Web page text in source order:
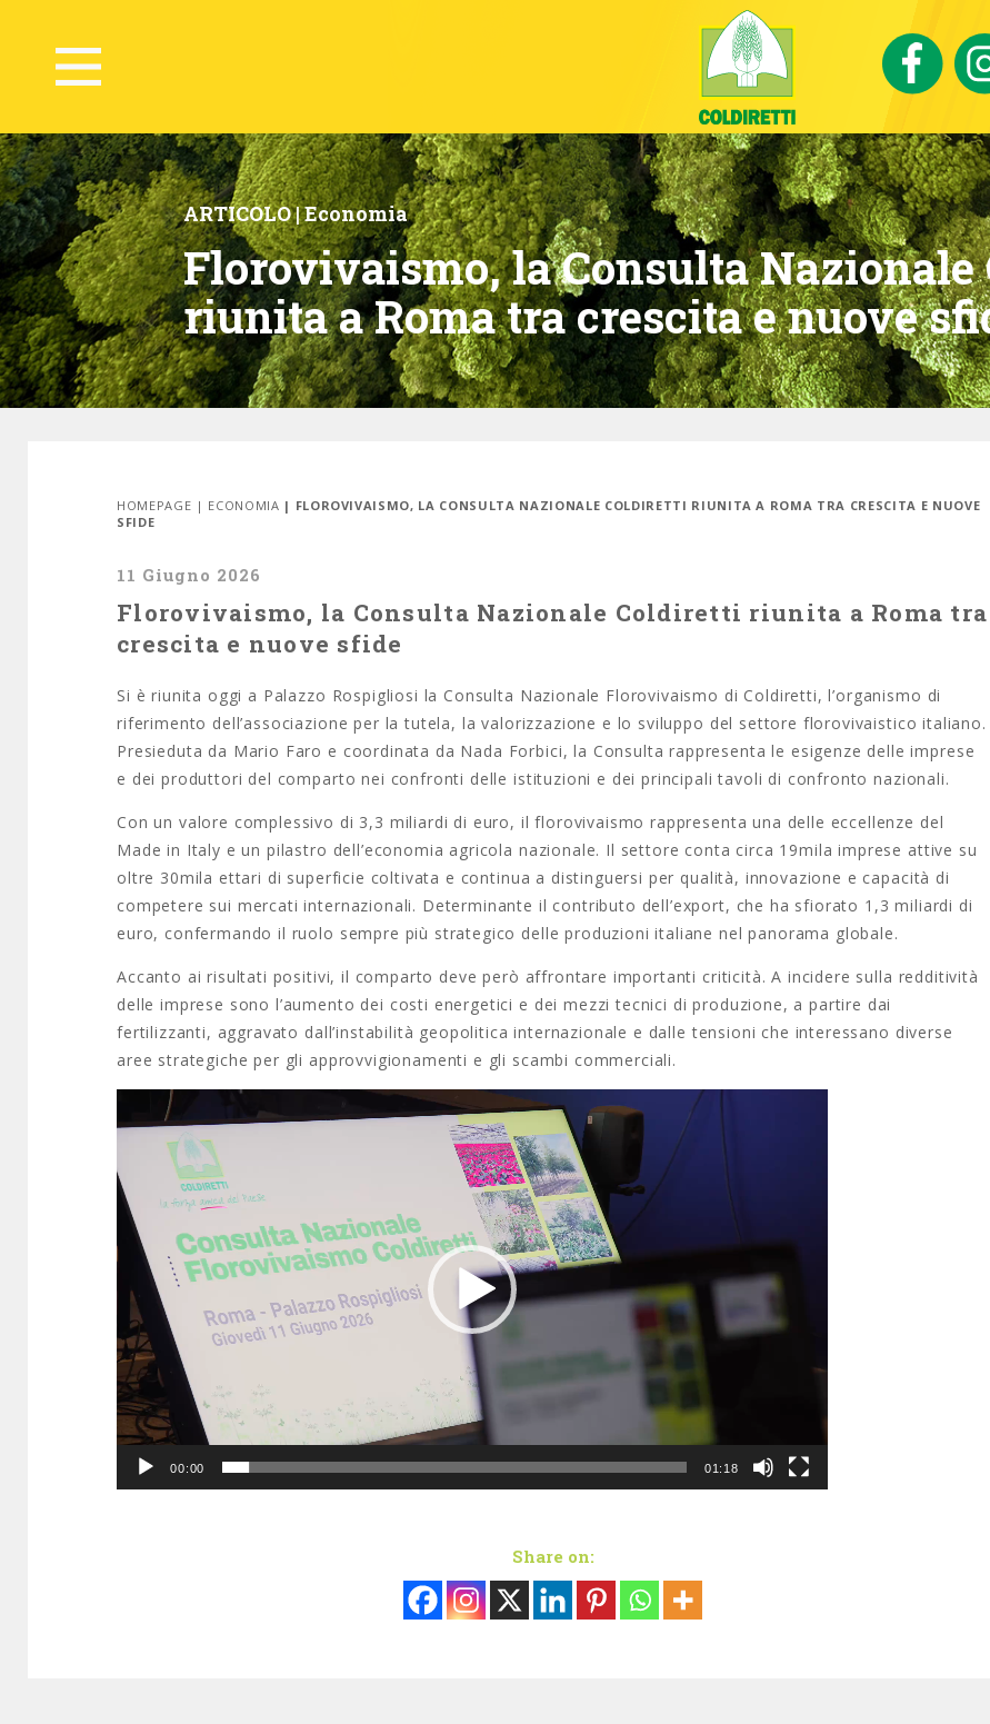
ARTICOLO |Economia
Florovivaismo, la Consulta
riunita a Roma tra crescita e nuove
HOMEPAGE | ECONOMIA | FLOROVIVAISMO, LA CONSULTA NAZIONALE COLDIRETTI RIUNITA A ROMA TRA CRESCITA E NUOVE
SFIDE
11 Giugno 2026
Florovivaismo, la Consulta Nazionale Coldiretti riunita a Roma tra
crescita e nuove sfide
Si è riunita oggi a Palazzo Rospigliosi la Consulta Nazionale Florovivaismo di Coldiretti, l’organismo di
riferimento dell’associazione per la tutela, la valorizzazione e lo sviluppo del settore florovivaistico italiano.
Presieduta da Mario Faro e coordinata da Nada Forbici, la Consulta rappresenta le esigenze delle imprese
e dei produttori del comparto nei confronti delle istituzioni e dei principali tavoli di confronto nazionali.
Con un valore complessivo di 3,3 miliardi di euro, il florovivaismo rappresenta una delle eccellenze del
Made in Italy e un pilastro dell’economia agricola nazionale. Il settore conta circa 19mila imprese attive su
oltre 30mila ettari di superficie coltivata e continua a distinguersi per qualità, innovazione e capacità di
competere sui mercati internazionali. Determinante il contributo dell’export, che ha sfiorato 1,3 miliardi di
euro, confermando il ruolo sempre più strategico delle produzioni italiane nel panorama globale.
Accanto ai risultati positivi, il comparto deve però affrontare importanti criticità. A incidere sulla redditività
delle imprese sono l’aumento dei costi energetici e dei mezzi tecnici di produzione, a partire dai
fertilizzanti, aggravato dall’instabilità geopolitica internazionale e dalle tensioni che interessano diverse
aree strategiche per gli approvvigionamenti e gli scambi commerciali.
Player
00:00 01:18
Share on: